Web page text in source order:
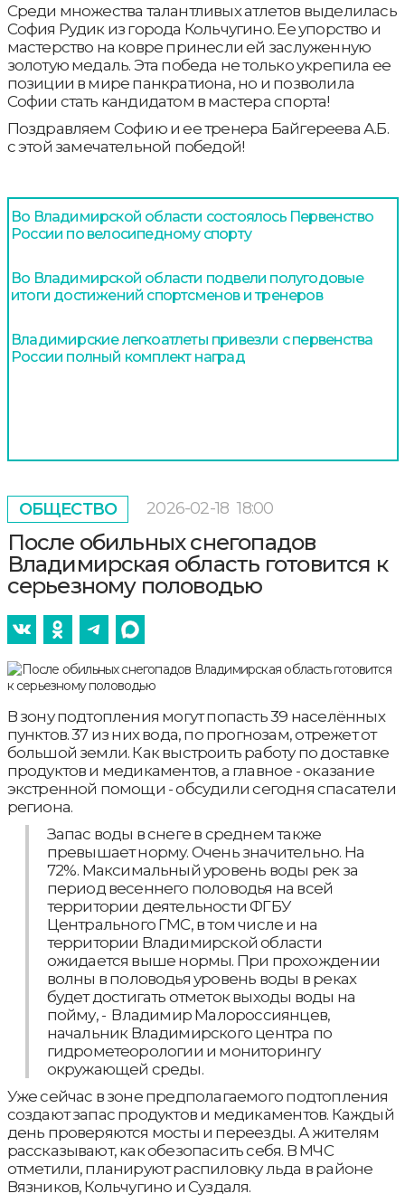
Среди множества талантливых атлетов выделилась
София Рудик из города Кольчугино. Ее упорство и
мастерство на ковре принесли ей заслуженную
золотую медаль. Эта победа не только укрепила ее
позиции в мире панкратиона, но и позволила
Софии стать кандидатом в мастера спорта!
Поздравляем Софию и ее тренера Байгереева А.Б.
с этой замечательной победой!
Во Владимирской области состоялось Первенство
России по велосипедному спорту
Во Владимирской области подвели полугодовые
итоги достижений спортсменов и тренеров
Владимирские легкоатлеты привезли с первенства
России полный комплект наград
ОБЩЕСТВО 2026-02-18 18:00
После обильных снегопадов
Владимирская область готовится к
серьезному половодью
В зону подтопления могут попасть 39 населённых
пунктов. 37 из них вода, по прогнозам, отрежет от
большой земли. Как выстроить работу по доставке
продуктов и медикаментов, а главное - оказание
экстренной помощи - обсудили сегодня спасатели
региона.
Запас воды в снеге в среднем также
превышает норму. Очень значительно. На
72%. Максимальный уровень воды рек за
период весеннего половодья на всей
территории деятельности ФГБУ
Центрального ГМС, в том числе и на
территории Владимирской области
ожидается выше нормы. При прохождении
волны в половодья уровень воды в реках
будет достигать отметок выходы воды на
пойму, - Владимир Малороссиянцев,
начальник Владимирского центра по
гидрометеорологии и мониторингу
окружающей среды.
Уже сейчас в зоне предполагаемого подтопления
создают запас продуктов и медикаментов. Каждый
день проверяются мосты и переезды. А жителям
рассказывают, как обезопасить себя. В МЧС
отметили, планируют распиловку льда в районе
Вязников, Кольчугино и Суздаля.